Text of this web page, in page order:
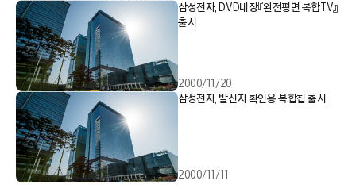
삼성전자, DVD내장『완전평면 복합TV』
출시
2000/11/20
삼성전자, 발신자 확인용 복합칩 출시
2000/11/11